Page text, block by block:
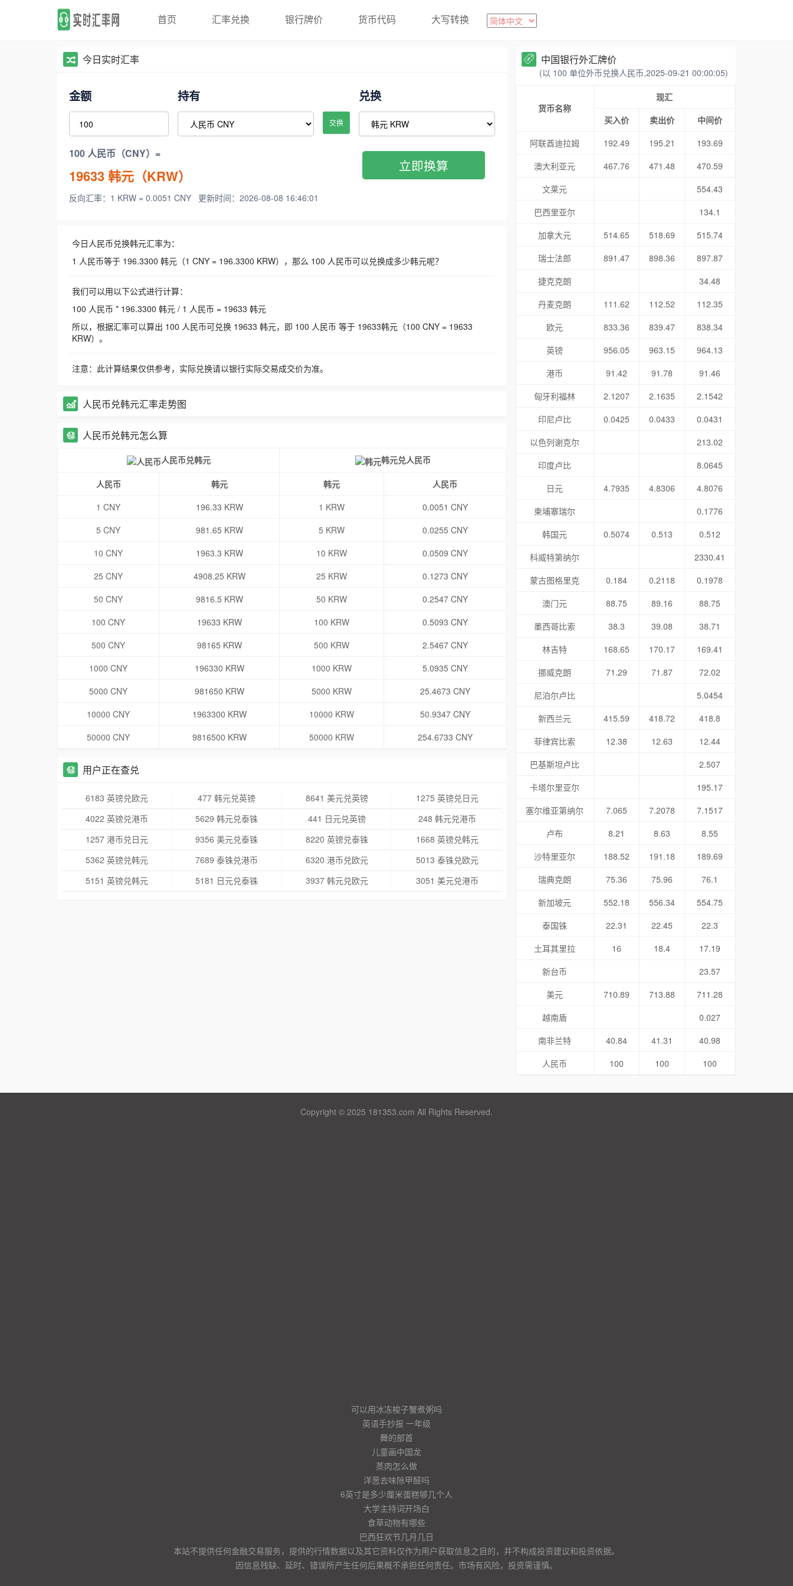
首页 汇率兑换 银行牌价 货币代码 大写转换
今日实时汇率
金额 持有
交换
兑换
100 人民币（CNY）=
19633韩元（KRW）
反向汇率：1 KRW = 0.0051 CNY 更新时间：2026-08-08 16:46:01
立即换算
今日人民币兑换韩元汇率为：
1 人民币等于 196.3300 韩元（1 CNY = 196.3300 KRW），那么 100 人民币可以兑换成多少韩元呢？
我们可以用以下公式进行计算：
100 人民币 * 196.3300 韩元 / 1 人民币 = 19633 韩元
所以，根据汇率可以算出 100 人民币可兑换 19633 韩元，即 100 人民币 等于 19633韩元（100 CNY = 19633
KRW）。
注意：此计算结果仅供参考，实际兑换请以银行实际交易成交价为准。
人民币兑韩元汇率走势图
人民币兑韩元怎么算
人民币兑韩元 韩元兑人民币
人民币 韩元 韩元
人民币
1 CNY
196.33 KRW 1 KRW
0.0051 CNY
5 CNY
981.65 KRW 5 KRW
0.0255 CNY
10 CNY
1963.3 KRW 10 KRW
0.0509 CNY
25 CNY
4908.25 KRW 25 KRW
0.1273 CNY
50 CNY
9816.5 KRW 50 KRW
0.2547 CNY
100 CNY
19633 KRW 100 KRW
0.5093 CNY
500 CNY
98165 KRW 500 KRW
2.5467 CNY
1000 CNY
196330 KRW 1000 KRW
5.0935 CNY
5000 CNY
981650 KRW 5000 KRW
25.4673 CNY
10000 CNY
1963300 KRW 10000 KRW
50.9347 CNY
50000 CNY
9816500 KRW 50000 KRW 254.6733 CNY
用户正在查兑
6183 英镑兑欧元 477 韩元兑英镑 8641 美元兑英镑
1275 英镑兑日元
4022 英镑兑港币
5629 韩元兑泰铢 441 日元兑英镑
248 韩元兑港币
1257 港币兑日元
9356 美元兑泰铢 8220 英镑兑泰铢
1668 英镑兑韩元
5362 英镑兑韩元
7689 泰铢兑港币 6320 港币兑欧元
5013 泰铢兑欧元
5151 英镑兑韩元
5181 日元兑泰铢 3937 韩元兑欧元 3051 美元兑港币
中国银行外汇牌价
(以 100 单位外币兑换人民币,2025-09-21 00:00:05)
货币名称
现汇
买入价
卖出价
中间价
阿联酋迪拉姆
192.49 195.21
193.69
澳大利亚元
467.76 471.48
470.59
文莱元
554.43
巴西里亚尔
134.1
加拿大元
514.65 518.69
515.74
瑞士法郎
891.47 898.36
897.87
捷克克朗
34.48
丹麦克朗
111.62 112.52
112.35
欧元
833.36 839.47
838.34
英镑
956.05 963.15
964.13
港币
91.42 91.78
91.46
匈牙利福林
2.1207 2.1635
2.1542
印尼卢比
0.0425 0.0433
0.0431
以色列谢克尔
213.02
印度卢比
8.0645
日元
4.7935 4.8306
4.8076
柬埔寨瑞尔
0.1776
韩国元
0.5074 0.513
0.512
科威特第纳尔
2330.41
蒙古图格里克
0.184 0.2118
0.1978
澳门元
88.75 89.16
88.75
墨西哥比索
38.3 39.08
38.71
林吉特
168.65 170.17
169.41
挪威克朗
71.29 71.87
72.02
尼泊尔卢比
5.0454
新西兰元
415.59 418.72
418.8
菲律宾比索
12.38 12.63
12.44
巴基斯坦卢比
2.507
卡塔尔里亚尔
195.17
塞尔维亚第纳尔
7.065 7.2078
7.1517
卢布
8.21 8.63
8.55
沙特里亚尔
188.52 191.18
189.69
瑞典克朗
75.36 75.96
76.1
新加坡元
552.18 556.34
554.75
泰国铢
22.31 22.45
22.3
土耳其里拉
16 18.4
17.19
新台币
23.57
美元
710.89 713.88
711.28
越南盾
0.027
南非兰特
40.84 41.31
40.98
人民币
100 100 100
Copyright © 2025 181353.com All Rights Reserved.
可以用冰冻梭子蟹煮粥吗
英语手抄报 一年级
舞的部首
儿童画中国龙
蒸肉怎么做
洋葱去味除甲醛吗
6英寸是多少厘米蛋糕够几个人
大学主持词开场白
食草动物有哪些
巴西狂欢节几月几日
本站不提供任何金融交易服务，提供的行情数据以及其它资料仅作为用户获取信息之目的，并不构成投资建议和投资依据。
因信息残缺、延时、错误所产生任何后果概不承担任何责任。市场有风险，投资需谨慎。